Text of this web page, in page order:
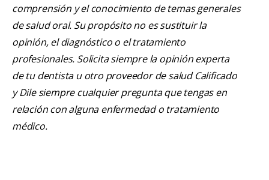
comprensión y el conocimiento de temas generales
de salud oral. Su propósito no es sustituir la
opinión, el diagnóstico o el tratamiento
profesionales. Solicita siempre la opinión experta
de tu dentista u otro proveedor de salud Calificado
y Dile siempre cualquier pregunta que tengas en
relación con alguna enfermedad o tratamiento
médico.